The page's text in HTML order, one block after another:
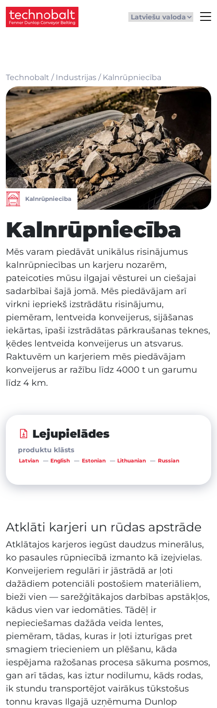
Technobalt / Industrijas / Kalnrūpniecība
Kalnrūpniecība
Kalnrūpniecība
Mēs varam piedāvāt unikālus risinājumus
kalnrūpniecības un karjeru nozarēm,
pateicoties mūsu ilgajai vēsturei un ciešajai
sadarbībai šajā jomā. Mēs piedāvājam arī
virkni iepriekš izstrādātu risinājumu,
piemēram, lentveida konveijerus, sijāšanas
iekārtas, īpaši izstrādātas pārkraušanas teknes,
ķēdes lentveida konveijerus un atsvarus.
Raktuvēm un karjeriem mēs piedāvājam
konveijerus ar ražību līdz 4000 t un garumu
līdz 4 km.
Lejupielādes
produktu klāsts
Latvian English Estonian Lithuanian Russian
Atklāti karjeri un rūdas apstrāde
Atklātajos karjeros iegūst daudzus minerālus,
ko pasaules rūpniecībā izmanto kā izejvielas.
Konveijeriem regulāri ir jāstrādā ar ļoti
dažādiem potenciāli postošiem materiāliem,
bieži vien — sarežģītākajos darbības apstākļos,
kādus vien var iedomāties. Tādēļ ir
nepieciešamas dažāda veida lentes,
piemēram, tādas, kuras ir ļoti izturīgas pret
smagiem triecieniem un plēšanu, kāda
iespējama ražošanas procesa sākuma posmos,
gan arī tādas, kas iztur nodilumu, kāds rodas,
ik stundu transportējot vairākus tūkstošus
tonnu kravas Ilgajā uzņēmuma Dunlop